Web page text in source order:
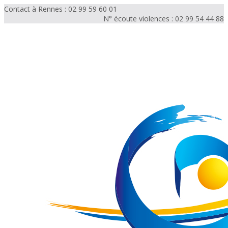
Contact à Rennes : 02 99 59 60 01
N° écoute violences : 02 99 54 44 88